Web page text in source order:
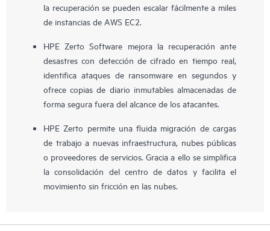
la recuperación se pueden escalar fácilmente a miles
de instancias de AWS EC2.
HPE Zerto Software mejora la recuperación ante
desastres con detección de cifrado en tiempo real,
identifica ataques de ransomware en segundos y
ofrece copias de diario inmutables almacenadas de
forma segura fuera del alcance de los atacantes.
HPE Zerto permite una fluida migración de cargas
de trabajo a nuevas infraestructura, nubes públicas
o proveedores de servicios. Gracia a ello se simplifica
la consolidación del centro de datos y facilita el
movimiento sin fricción en las nubes.